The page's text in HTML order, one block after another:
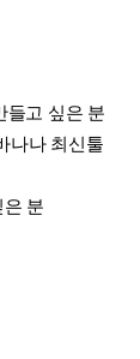
들고 싶은 분
나나 최신툴
분